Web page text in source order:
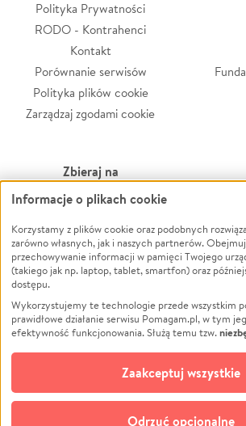
Polityka Prywatności
RODO - Kontrahenci
Kontakt
Porównanie serwisów
Polityka plików cookie
Zarządzaj zgodami cookie
Zbieraj na
Leczenie
Zwierzęta
Pożar
Ukraina
Pomoc Finansowa
Projekty
Pogrzeb
Społeczność lokalna
Kultura
Informacje o plikach cookie
Korzystamy z plików cookie oraz podobnych
zarówno własnych, jak i naszych partnerów.
przechowywanie informacji w pamięci Twojego
(takiego jak np. laptop, tablet, smartfon) oraz
dostępu.
Wykorzystujemy te technologie przede wszystkim
prawidłowe działanie serwisu Pomagam.pl, w tym
efektywność funkcjonowania. Służą temu tzw.
opcjonalnych plików cookie
technologii do celów analitycznych i
zgodę na ich stosowanie lub jej odmówić. W
możliwość zmiany swoich preferencji na stronie
do której link znajdziesz w stopce serwisu
Odrzuć opcjonalne
Zaakceptuj wszystkie